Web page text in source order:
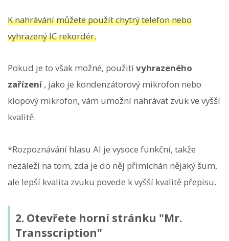
K nahrávání můžete použít chytrý telefon nebo
vyhrazený IC rekordér.
Pokud je to však možné, použitívyhrazeného
zařízení, jako je kondenzátorový mikrofon nebo
klopový mikrofon, vám umožní nahrávat zvuk ve vyšší
kvalitě.
*Rozpoznávání hlasu AI je vysoce funkční, takže
nezáleží na tom, zda je do něj přimíchán nějaký šum,
ale lepší kvalita zvuku povede k vyšší kvalitě přepisu.
2. Otevřete horní stránku "Mr.
Transscription"